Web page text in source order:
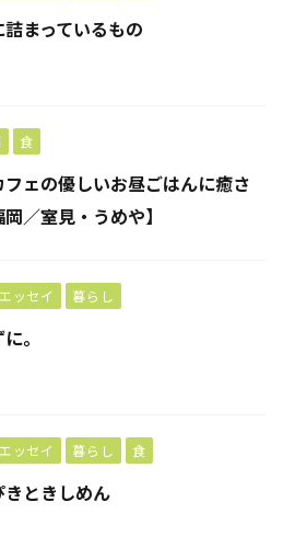
まっているもの
食
ェの優しいお昼ごはんに癒さ
／室見・うめや】
ッセイ 暮らし
。
ッセイ 暮らし 食
きときしめん